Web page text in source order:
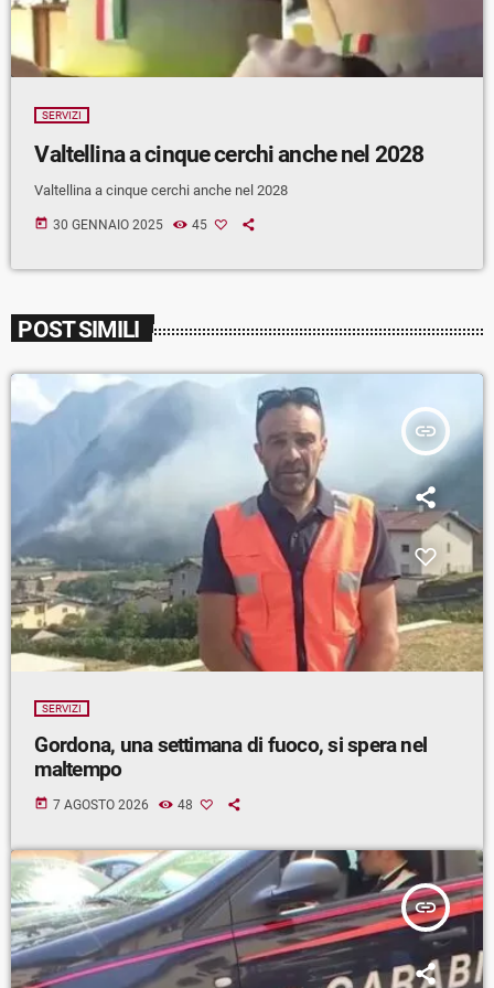
SERVIZI
Valtellina a cinque cerchi anche nel 2028
Valtellina a cinque cerchi anche nel 2028
today 30 GENNAIO 2025 45
POST SIMILI
insert_link
SERVIZI
Gordona, una settimana di fuoco, si spera nel
maltempo
today 7 AGOSTO 2026 48
insert_link